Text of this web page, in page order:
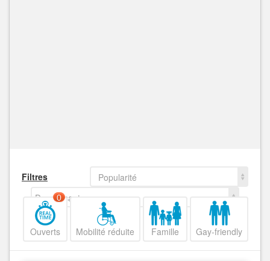
Filtres
Popularité
Decroissant
Ouverts
0
Mobilité réduite Famille Gay-friendly